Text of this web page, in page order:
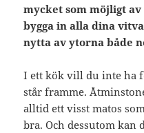
mycket som möjligt
bygga in alla dina
nytta av ytorna både
I ett kök vill du inte ha
står framme.
alltid ett visst matos
bra. Och dessutom kan